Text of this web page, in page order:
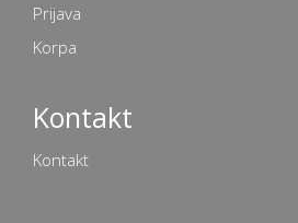
Prijava
Korpa
Kontakt
Kontakt